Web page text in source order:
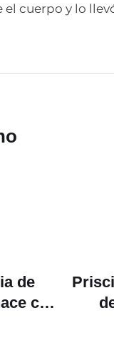
cuerpo y lo
de
con